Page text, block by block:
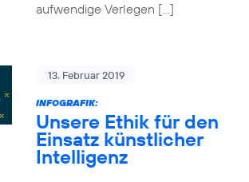
aufwendige Verlegen […]
13. Februar 2019
INFOGRAFIK:
Unsere Ethik für den
Einsatz künstlicher
Intelligenz